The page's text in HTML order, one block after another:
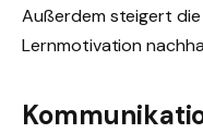
Außerdem steigert
Lernmotivation